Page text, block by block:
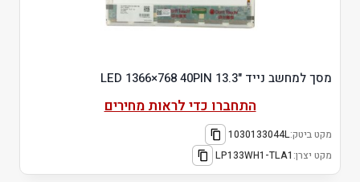
מסך למחשב נייד "13.3 LED 1366×768 40PIN
התחברו כדי לראות מחירים
מקט ביטק:1030133044L
מקט יצרן: LP133WH1-TLA1